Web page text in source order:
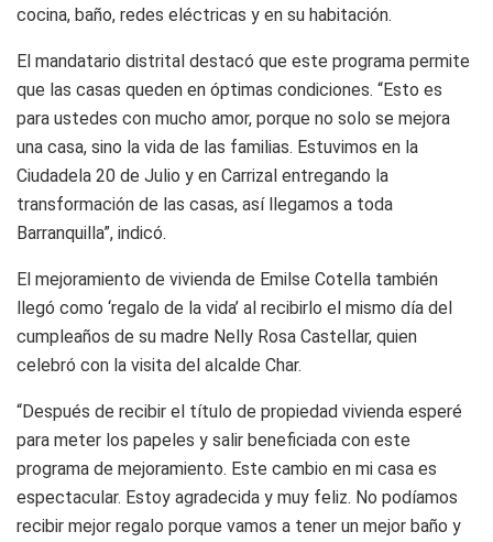
cocina, baño, redes eléctricas y en su habitación.
El mandatario distrital destacó que este programa permite
que las casas queden en óptimas condiciones. “Esto es
para ustedes con mucho amor, porque no solo se mejora
una casa, sino la vida de las familias. Estuvimos en la
Ciudadela 20 de Julio y en Carrizal entregando la
transformación de las casas, así llegamos a toda
Barranquilla”, indicó.
El mejoramiento de vivienda de Emilse Cotella también
llegó como ‘regalo de la vida’ al recibirlo el mismo día del
cumpleaños de su madre Nelly Rosa Castellar, quien
celebró con la visita del alcalde Char.
“Después de recibir el título de propiedad vivienda esperé
para meter los papeles y salir beneficiada con este
programa de mejoramiento. Este cambio en mi casa es
espectacular. Estoy agradecida y muy feliz. No podíamos
recibir mejor regalo porque vamos a tener un mejor baño y